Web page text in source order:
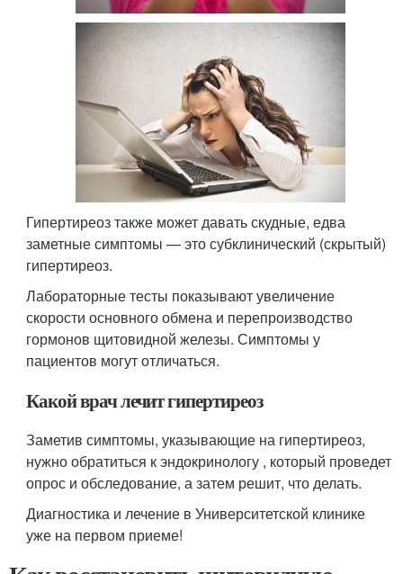
Гипертиреоз также может давать скудные, едва
заметные симптомы — это субклинический (скрытый)
гипертиреоз.
Лабораторные тесты показывают увеличение
скорости основного обмена и перепроизводство
гормонов щитовидной железы. Симптомы у
пациентов могут отличаться.
Какой врач лечит гипертиреоз
Заметив симптомы, указывающие на гипертиреоз,
нужно обратиться к эндокринологу , который проведет
опрос и обследование, а затем решит, что делать.
Диагностика и лечение в Университетской клинике
уже на первом приеме!